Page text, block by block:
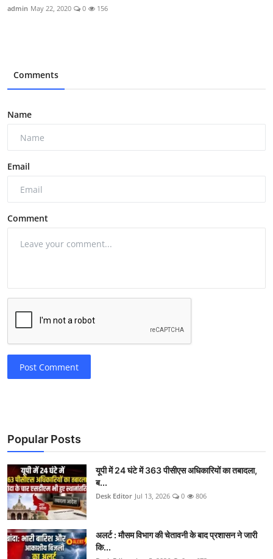
admin May 22, 2020 0 156
Comments
Name
Email
Comment
Post Comment
Popular Posts
यूपी में 24 घंटे में 363 पीसीएस अधिकारियों का तबादला,
ब...
Desk Editor Jul 13, 2026 0 806
अलर्ट : मौसम विभाग की चेतावनी के बाद प्रशासन ने जारी
कि...